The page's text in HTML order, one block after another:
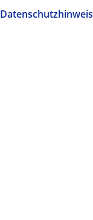
Datenschutzhinweis